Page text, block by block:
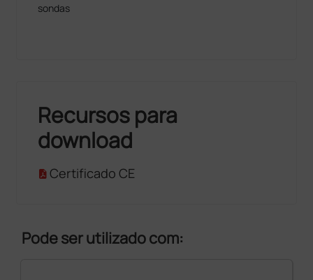
sondas
Recursos para
download
Certificado CE
Pode ser utilizado com: